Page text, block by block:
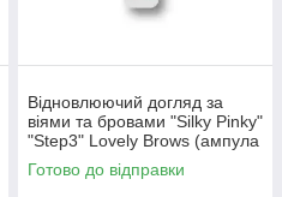
Відновлюючий догляд за
віями та бровами "Silky Pinky"
"Step3" Lovely Brows (ампула
2,5 мл)
Готово до відправки